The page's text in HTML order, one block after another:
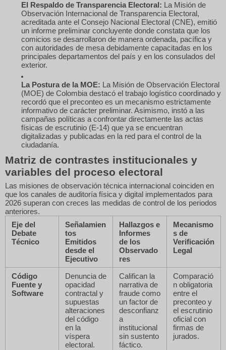
El Respaldo de Transparencia Electoral: La Misión de
Observación Internacional de Transparencia Electoral,
acreditada ante el Consejo Nacional Electoral (CNE), emitió
un informe preliminar concluyente donde constata que los
comicios se desarrollaron de manera ordenada, pacífica y
con autoridades de mesa debidamente capacitadas en los
principales departamentos del país y en los consulados del
exterior.
La Postura de la MOE: La Misión de Observación Electoral
(MOE) de Colombia destacó el trabajo logístico coordinado y
recordó que el preconteo es un mecanismo estrictamente
informativo de carácter preliminar. Asimismo, instó a las
campañas políticas a confrontar directamente las actas
físicas de escrutinio (E-14) que ya se encuentran
digitalizadas y publicadas en la red para el control de la
ciudadanía.
Matriz de contrastes institucionales y
variables del proceso electoral
Las misiones de observación técnica internacional coinciden en
que los canales de auditoría física y digital implementados para
2026 superan con creces las medidas de control de los periodos
anteriores.
Eje del
Debate
Técnico
Señalamien
tos
Emitidos
desde el
Ejecutivo
Hallazgos e
Informes
de los
Observado
res
Mecanismo
s de
Verificación
Legal
Código
Fuente y
Software
Denuncia de
opacidad
contractal y
supuestas
alteraciones
del código
en la
víspera
electoral.
Califican la
narrativa de
fraude como
un factor de
desconfianz
a
institucional
sin sustento
fáctico.
Comparació
n obligatoria
entre el
preconteo y
el escrutinio
oficial con
firmas de
jurados.